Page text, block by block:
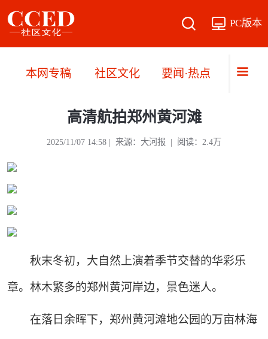
PC版本
本网专稿 社区文化 要闻·热点 直播·
高清航拍郑州黄河滩
2025/11/07 14:58 | 来源：大河报 | 阅读：2.4万
秋末冬初，大自然上演着季节交替的华彩乐
章。林木繁多的郑州黄河岸边，景色迷人。
在落日余晖下，郑州黄河滩地公园的万亩林海